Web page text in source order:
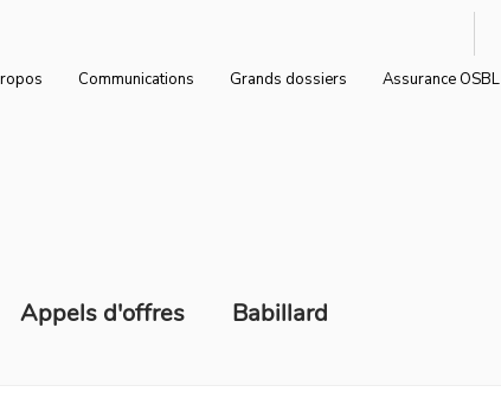
Communications Grands dossiers Assurance OSBL
Appels d'offres Babillard